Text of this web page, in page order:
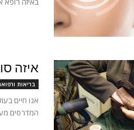
איזה
בריאות
אנו חיים
המדרסים